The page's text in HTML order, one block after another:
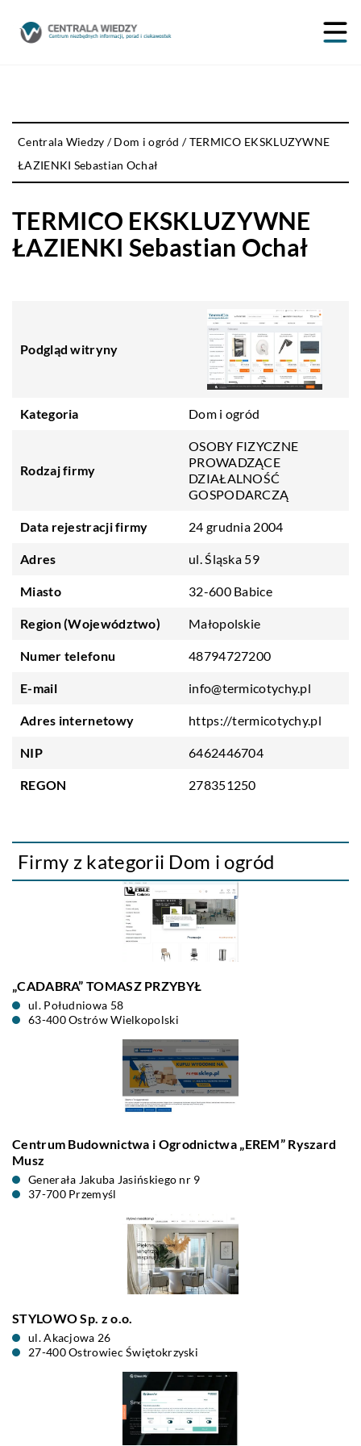
Centrala Wiedzy /Dom i ogród /TERMICO EKSKLUZYWNE
ŁAZIENKI Sebastian Ochał
TERMICO EKSKLUZYWNE
ŁAZIENKI Sebastian Ochał
Podgląd witryny
Kategoria Dom i ogród
Rodzaj firmy
OSOBY FIZYCZNE
PROWADZĄCE
DZIAŁALNOŚĆ
GOSPODARCZĄ
Data rejestracji firmy 24 grudnia 2004
Adres ul. Śląska 59
Miasto 32-600 Babice
Region (Województwo) Małopolskie
Numer telefonu 48794727200
E-mail info@termicotychy.pl
Adres internetowy https://termicotychy.pl
NIP 6462446704
REGON 278351250
Firmy z kategorii Dom i ogród
„CADABRA” TOMASZ PRZYBYŁ
ul. Południowa 58
63-400 Ostrów Wielkopolski
Centrum Budownictwa i Ogrodnictwa „EREM” Ryszard
Musz
Generała Jakuba Jasińskiego nr 9
37-700 Przemyśl
STYLOWO Sp. z o.o.
ul. Akacjowa 26
27-400 Ostrowiec Świętokrzyski